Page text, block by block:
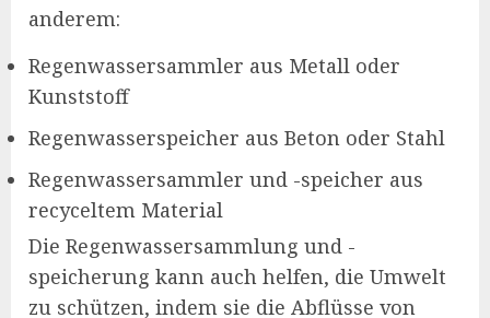
anderem:
Regenwassersammler aus Metall oder
Kunststoff
Regenwasserspeicher aus Beton oder Stahl
Regenwassersammler und -speicher aus
recyceltem Material
Die Regenwassersammlung und -
speicherung kann auch helfen, die Umwelt
zu schützen, indem sie die Abflüsse von